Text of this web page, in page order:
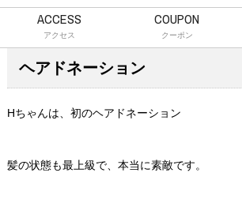
ACCESS
アクセス
COUPON
クーポン
ヘアドネーション
Hちゃんは、初のヘアドネーション
髪の状態も最上級で、本当に素敵です。